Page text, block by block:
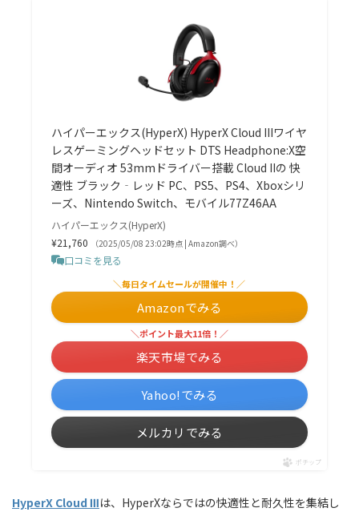
ハイパーエックス(HyperX) HyperX Cloud IIIワイヤ
レスゲーミングヘッドセット DTS Headphone:X空
間オーディオ 53mmドライバー搭載 Cloud IIの 快
適性 ブラック‐レッド PC、PS5、PS4、Xboxシリ
ーズ、Nintendo Switch、モバイル77Z46AA
ハイパーエックス(HyperX)
¥21,760
（2025/05/08 23:02時点 | Amazon調べ）
口コミを見る
＼毎日タイムセールが開催中！／
Amazonでみる
＼ポイント最大11倍！／
楽天市場でみる
Yahoo!でみる
メルカリでみる
ポチップ
HyperX Cloud Ⅲは、HyperXならではの快適性と耐久性を集結し